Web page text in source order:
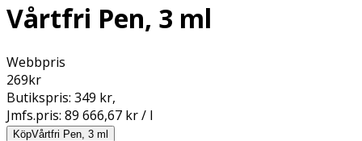
Vårtfri Pen, 3 ml
Webbpris
269kr
Butikspris: 349 kr,
Jmfs.pris: 89 666,67 kr / l
KöpVårtfri Pen, 3 ml